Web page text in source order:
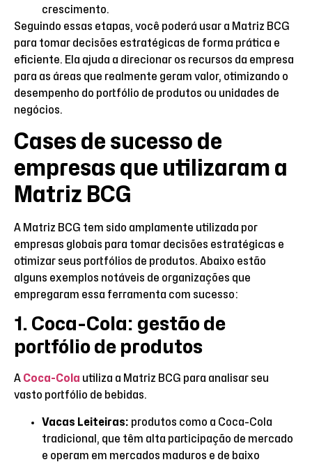
crescimento.
Seguindo essas etapas, você poderá usar a Matriz BCG
para tomar decisões estratégicas de forma prática e
eficiente. Ela ajuda a direcionar os recursos da empresa
para as áreas que realmente geram valor, otimizando o
desempenho do portfólio de produtos ou unidades de
negócios.
Cases de sucesso de
empresas que utilizaram a
Matriz BCG
A Matriz BCG tem sido amplamente utilizada por
empresas globais para tomar decisões estratégicas e
otimizar seus portfólios de produtos. Abaixo estão
alguns exemplos notáveis de organizações que
empregaram essa ferramenta com sucesso:
1. Coca-Cola: gestão de
portfólio de produtos
A Coca-Cola utiliza a Matriz BCG para analisar seu
vasto portfólio de bebidas.
Vacas Leiteiras: produtos como a Coca-Cola
tradicional, que têm alta participação de mercado
e operam em mercados maduros e de baixo